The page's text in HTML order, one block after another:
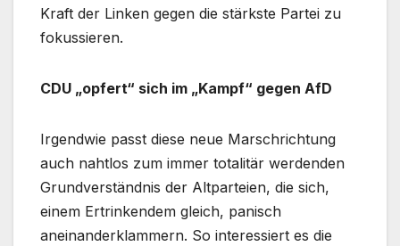
Kraft der Linken gegen die stärkste Partei zu
fokussieren.
CDU „opfert“ sich im „Kampf“ gegen AfD
Irgendwie passt diese neue Marschrichtung
auch nahtlos zum immer totalitär werdenden
Grundverständnis der Altparteien, die sich,
einem Ertrinkendem gleich, panisch
aneinanderklammern. So interessiert es die